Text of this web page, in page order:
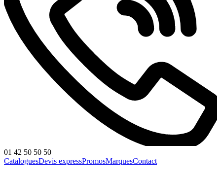
01 42 50 50 50
CataloguesDevis expressPromosMarquesContact